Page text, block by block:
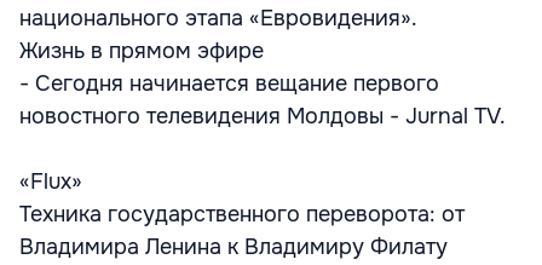
национального этапа «Евровидения».
Жизнь в прямом эфире
- Сегодня начинается вещание первого
новостного телевидения Молдовы - Jurnal TV.
«Flux»
Техника государственного переворота: от
Владимира Ленина к Владимиру Филату